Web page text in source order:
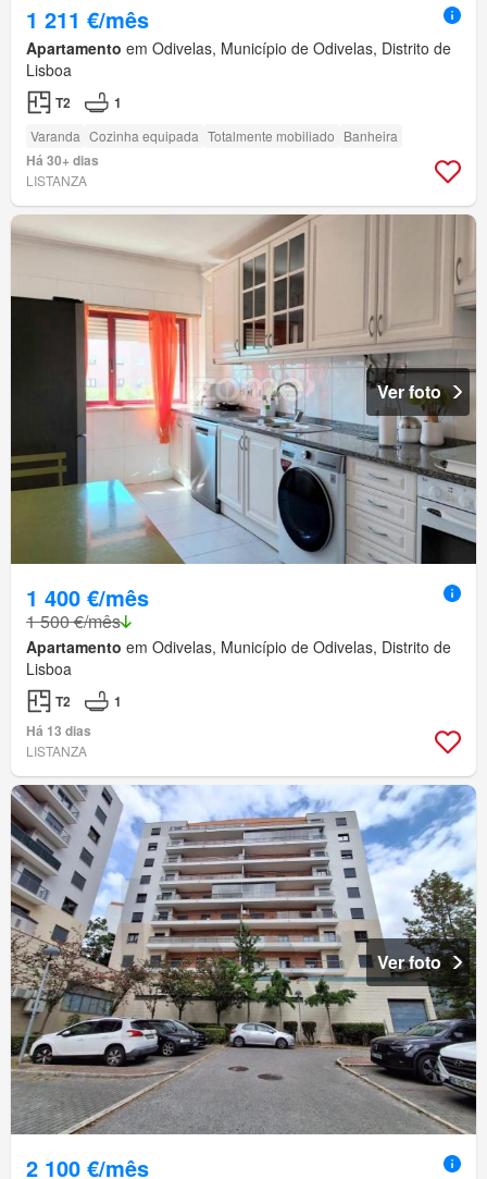
1 211 €/mês
Apartamento em Odivelas, Município de Odivelas, Distrito de
Lisboa
T2 1
Varanda Cozinha equipada Totalmente mobiliado Banheira
Há 30+ dias
LISTANZA
Ver foto
1 400 €/mês
1 500 €/mês
Apartamento em Odivelas, Município de Odivelas, Distrito de
Lisboa
T2
1
Há 13 dias
LISTANZA
Ver foto
2 100 €/mês